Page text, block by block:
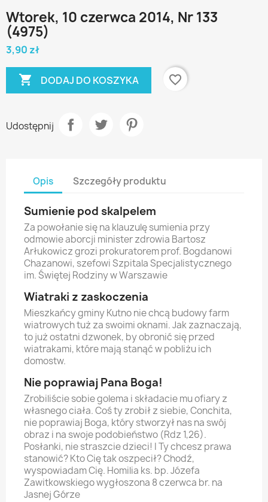
Wtorek, 10 czerwca 2014, Nr 133
(4975)
3,90 zł
 DODAJ DO KOSZYKA favorite_border
Udostępnij
Opis Szczegóły produktu
Sumienie pod skalpelem
Za powołanie się na klauzulę sumienia przy
odmowie aborcji minister zdrowia Bartosz
Arłukowicz grozi prokuratorem prof. Bogdanowi
Chazanowi, szefowi Szpitala Specjalistycznego
im. Świętej Rodziny w Warszawie
Wiatraki z zaskoczenia
Mieszkańcy gminy Kutno nie chcą budowy farm
wiatrowych tuż za swoimi oknami. Jak zaznaczają,
to już ostatni dzwonek, by obronić się przed
wiatrakami, które mają stanąć w pobliżu ich
domostw.
Nie poprawiaj Pana Boga!
Zrobiliście sobie golema i składacie mu ofiary z
własnego ciała. Coś ty zrobił z siebie, Conchita,
nie poprawiaj Boga, który stworzył nas na swój
obraz i na swoje podobieństwo (Rdz 1,26).
Posłanki, nie straszcie dzieci! I Ty chcesz prawa
stanowić? Kto Cię tak oszpecił? Chodź,
wyspowiadam Cię. Homilia ks. bp. Józefa
Zawitkowskiego wygłoszona 8 czerwca br. na
Jasnej Górze